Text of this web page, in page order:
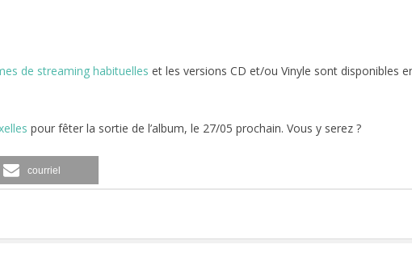
de streaming habituelles et les versions CD et/ou Vinyle sont disponibles
pour fêter la sortie de l’album, le 27/05 prochain. Vous y serez ?
courriel